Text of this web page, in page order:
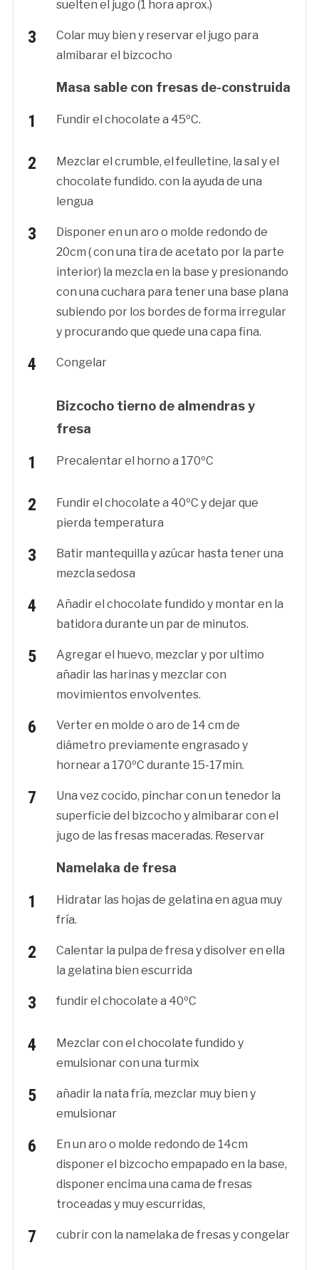
suelten el jugo (1 hora aprox.)
Colar muy bien y reservar el jugo para
almibarar el bizcocho
Masa sable con fresas de-construida
Fundir el chocolate a 45ºC.
Mezclar el crumble, el feulletine, la sal y el
chocolate fundido. con la ayuda de una
lengua
Disponer en un aro o molde redondo de
20cm ( con una tira de acetato por la parte
interior) la mezcla en la base y presionando
con una cuchara para tener una base plana
subiendo por los bordes de forma irregular
y procurando que quede una capa fina.
Congelar
Bizcocho tierno de almendras y
fresa
Precalentar el horno a 170ºC
Fundir el chocolate a 40ºC y dejar que
pierda temperatura
Batir mantequilla y azúcar hasta tener una
mezcla sedosa
Añadir el chocolate fundido y montar en la
batidora durante un par de minutos.
Agregar el huevo, mezclar y por ultimo
añadir las harinas y mezclar con
movimientos envolventes.
Verter en molde o aro de 14 cm de
diámetro previamente engrasado y
hornear a 170ºC durante 15-17min.
Una vez cocido, pinchar con un tenedor la
superficie del bizcocho y almibarar con el
jugo de las fresas maceradas. Reservar
Namelaka de fresa
Hidratar las hojas de gelatina en agua muy
fría.
Calentar la pulpa de fresa y disolver en ella
la gelatina bien escurrida
fundir el chocolate a 40ºC
Mezclar con el chocolate fundido y
emulsionar con una turmix
añadir la nata fría, mezclar muy bien y
emulsionar
En un aro o molde redondo de 14cm
disponer el bizcocho empapado en la base,
disponer encima una cama de fresas
troceadas y muy escurridas,
cubrir con la namelaka de fresas y congelar